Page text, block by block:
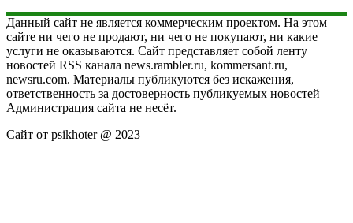
Данный сайт не является коммерческим проектом. На этом
сайте ни чего не продают, ни чего не покупают, ни какие
услуги не оказываются. Сайт представляет собой ленту
новостей RSS канала news.rambler.ru, kommersant.ru,
newsru.com. Материалы публикуются без искажения,
ответственность за достоверность публикуемых новостей
Администрация сайта не несёт.
Сайт от psikhoter @ 2023